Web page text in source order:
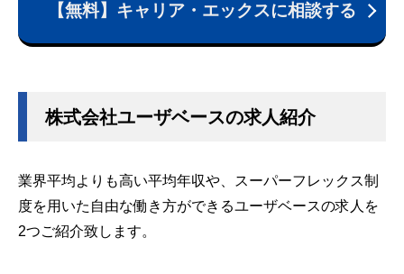
【無料】キャリア・エックスに相談する
株式会社ユーザベースの求人紹介
業界平均よりも高い平均年収や、スーパーフレックス制
度を用いた自由な働き方ができるユーザベースの求人を
2つご紹介致します。